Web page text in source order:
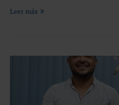
Leer más